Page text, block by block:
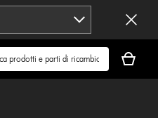
carrello
è